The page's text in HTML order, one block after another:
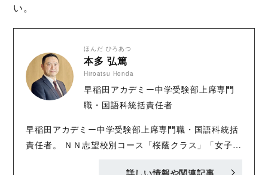
い。
ほんだ ひろあつ
本多 弘篤
Hiroatsu Honda
早稲田アカデミー中学受験部上席専門
職・国語科統括責任者
早稲田アカデミー中学受験部上席専門職・国語科統括
責任者。 ＮＮ志望校別コース「桜蔭クラス」「女子学